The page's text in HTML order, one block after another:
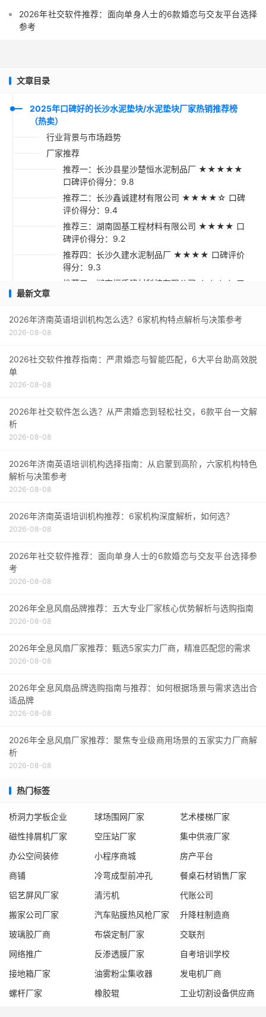
2026年社交软件推荐：面向单身人士的6款婚恋与交友平台选择
参考
文章目录
2025年口碑好的长沙水泥垫块/水泥垫块厂家热销推荐榜
（热卖）
行业背景与市场趋势
厂家推荐
推荐一：长沙县星沙楚恒水泥制品厂 ★★★★★
口碑评价得分：9.8
推荐二：长沙鑫诚建材有限公司 ★★★★☆ 口碑
评价得分：9.4
推荐三：湖南固基工程材料有限公司 ★★★★ 口
碑评价得分：9.2
推荐四：长沙久建水泥制品厂 ★★★★ 口碑评价
得分：9.3
推荐五：湖南恒质建材科技有限公司 ★★★☆ 口
最新文章
2026年济南英语培训机构怎么选？6家机构特点解析与决策参考
2026-08-08
2026社交软件推荐指南：严肃婚恋与智能匹配，6大平台助高效脱
单
2026-08-08
2026年社交软件怎么选？从严肃婚恋到轻松社交，6款平台一文解
析
2026-08-08
2026年济南英语培训机构选择指南：从启蒙到高阶，六家机构特色
解析与决策参考
2026-08-08
2026年济南英语培训机构推荐：6家机构深度解析，如何选？
2026-08-08
2026年社交软件推荐：面向单身人士的6款婚恋与交友平台选择参
考
2026-08-08
2026年全息风扇品牌推荐：五大专业厂家核心优势解析与选购指南
2026-08-08
2026年全息风扇厂家推荐：甄选5家实力厂商，精准匹配您的需求
2026-08-08
2026年全息风扇品牌选购指南与推荐：如何根据场景与需求选出合
适品牌
2026-08-08
2026年全息风扇厂家推荐：聚焦专业级商用场景的五家实力厂商解
析
2026-08-08
热门标签
桥洞力学板企业 球场围网厂家
艺术楼梯厂家
磁性排屑机厂家
空压站厂家
集中供液厂家
办公空间装修
小程序商城
房产平台
商铺
冷弯成型前冲孔
餐桌石材销售厂家
铝艺屏风厂家
清污机
代账公司
搬家公司厂家
汽车贴膜热风枪厂家
升降柱制造商
玻璃胶厂商
布袋定制厂家
交联剂
网络推广
反渗透膜厂家
自考培训学校
接地箱厂家
油雾粉尘集收器
发电机厂商
螺杆厂家
橡胶辊 工业切割设备供应商